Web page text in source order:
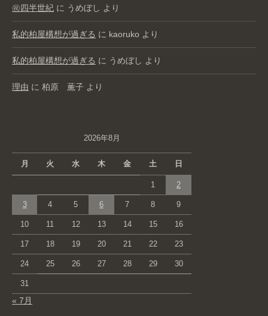
㊗️四半世紀 に うめぼし より
私的柏屋構想が過ぎる に kaoruko より
私的柏屋構想が過ぎる に うめぼし より
理由 に 柏原 薫子 より
2026年8月
月 火 水 木 金 土 日
1 2
3 4 5 6 7 8 9
10 11 12 13 14 15 16
17 18 19 20 21 22 23
24 25 26 27 28 29 30
31
« 7月